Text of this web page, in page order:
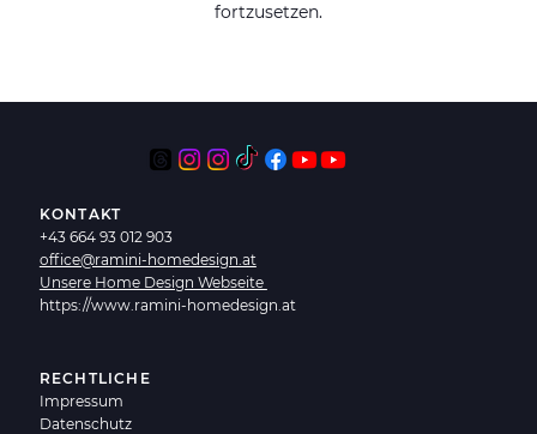
fortzusetzen.
KONTAKT
+43 664 93 012 903
office@ramini-homedesign.at
Unsere Home Design Webseite
https://www.ramini-homedesign.at
RECHTLICHE
Impressum
Datenschutz